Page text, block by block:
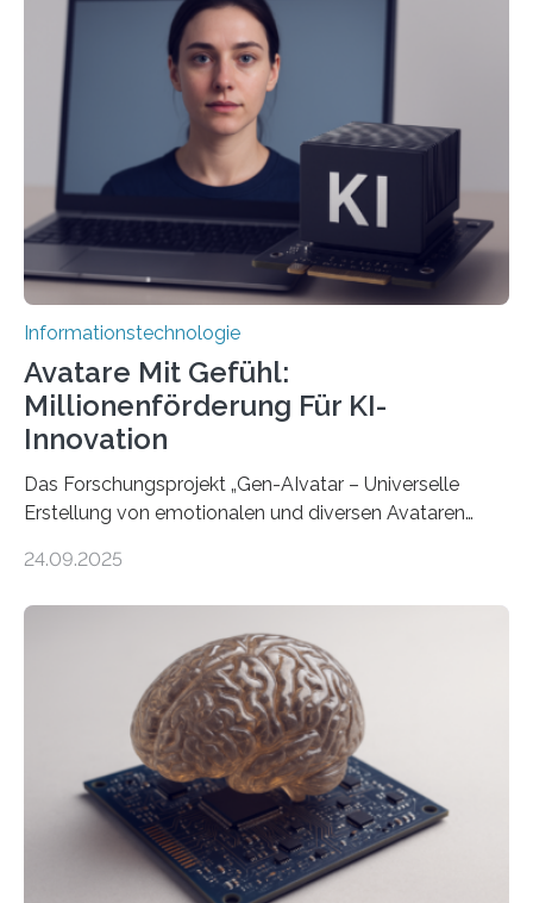
Informationstechnologie
Avatare Mit Gefühl:
Millionenförderung Für KI-
Innovation
Das Forschungsprojekt „Gen-AIvatar – Universelle
Erstellung von emotionalen und diversen Avataren
Förderung in Höhe von rund 2 Millionen Euro. Dabei
der MindPort GmbH eine neuartige, KI-gestützte
Lösung zur Erzeugung von Emotionen für realistische
Avatare. Gen-AIvatar entwickelt innovative und
kosteneffiziente Methoden, um lebensechte Avatare zu
erstellen. „Besonders wichtig ist uns eine ganzheitliche
Animation, bei der Stimme, Körperbewegung, Gestik
und Mimik im Einklang sind…
24.09.2025